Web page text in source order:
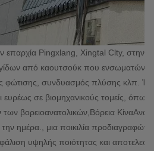
επαρχία Pingxlang, Xingtal Clty, στην
από καουτσούκ που ενσωματώνουν
συνδυασμός πλύσης κλπ.
ευρέως σε βιομηχανικούς τομείς,
βορειοανατολικών,Βόρεια
την ημέρα., μια ποικιλία
υψηλής ποιότητας και